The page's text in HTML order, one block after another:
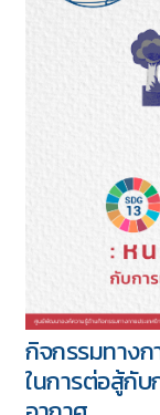
กิจกรรมทางก
ในการต่อสู้กั